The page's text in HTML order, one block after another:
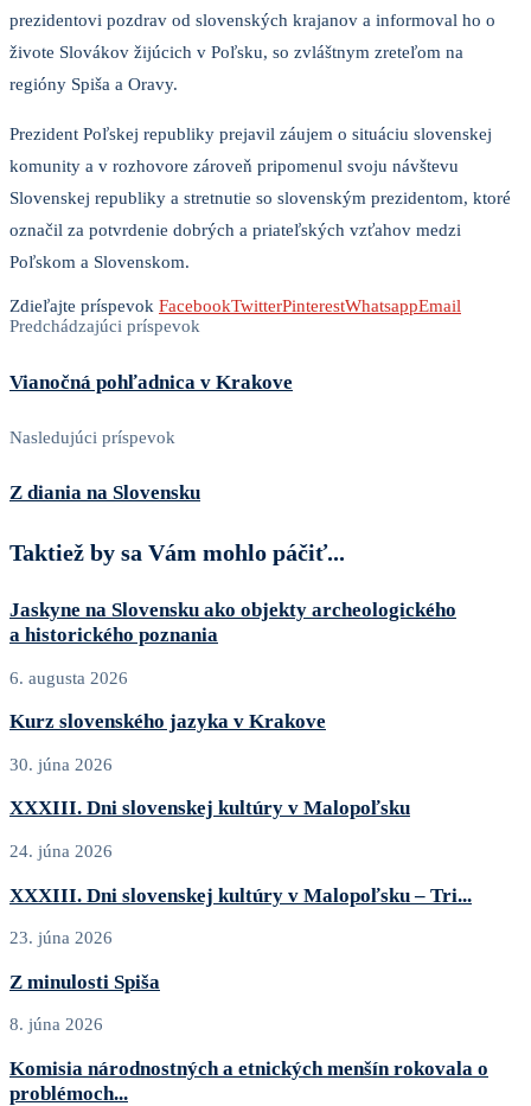
prezidentovi pozdrav od slovenských krajanov a informoval ho o
živote Slovákov žijúcich v Poľsku, so zvláštnym zreteľom na
regióny Spiša a Oravy.
Prezident Poľskej republiky prejavil záujem o situáciu slovenskej
komunity a v rozhovore zároveň pripomenul svoju návštevu
Slovenskej republiky a stretnutie so slovenským prezidentom, ktoré
označil za potvrdenie dobrých a priateľských vzťahov medzi
Poľskom a Slovenskom.
Zdieľajte príspevok FacebookTwitterPinterestWhatsappEmail
Predchádzajúci príspevok
Vianočná pohľadnica v Krakove
Nasledujúci príspevok
Z diania na Slovensku
Taktiež by sa Vám mohlo páčiť...
Jaskyne na Slovensku ako objekty archeologického
a historického poznania
6. augusta 2026
Kurz slovenského jazyka v Krakove
30. júna 2026
XXXIII. Dni slovenskej kultúry v Malopoľsku
24. júna 2026
XXXIII. Dni slovenskej kultúry v Malopoľsku – Tri...
23. júna 2026
Z minulosti Spiša
8. júna 2026
Komisia národnostných a etnických menšín rokovala o
problémoch...